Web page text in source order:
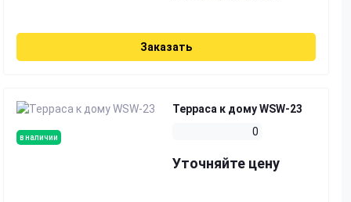
Заказать
в наличии
Терраса к дому WSW-23
0
Уточняйте цену